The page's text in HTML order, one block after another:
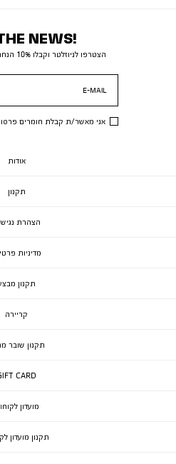
NEWS!
הצטרפו לניוזלטר וקבלו 10% הנחה לקנייה ראשונה באתר
E-MAIL
אני מאשר/ת קבלת חומרים
אודות
תקנון
הצהרת
מדיניות
תקנון
קריירה
תקנון שובר
CARD
מועדון
תקנון מועדון